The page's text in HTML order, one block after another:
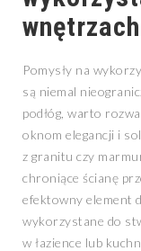
wnętrzach
Pomysły na
są niemal
podłóg, warto
oknom elegancji i
z granitu czy
chroniące ścianę
efektowny element
wykorzystane do
w łazience lub